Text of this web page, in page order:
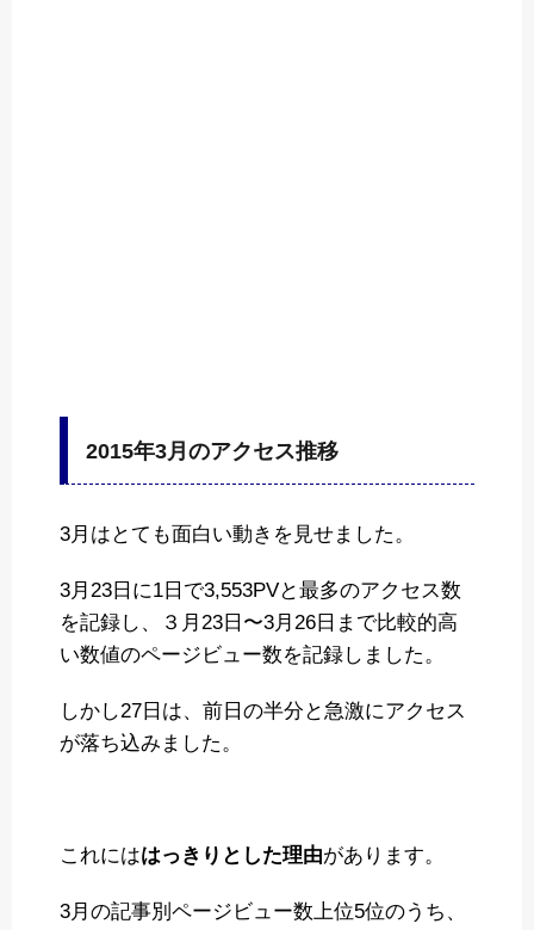
2015年3月のアクセス推移
3月はとても面白い動きを見せました。
3月23日に1日で3,553PVと最多のアクセス数
を記録し、３月23日〜3月26日まで比較的高
い数値のページビュー数を記録しました。
しかし27日は、前日の半分と急激にアクセス
が落ち込みました。
これにははっきりとした理由があります。
3月の記事別ページビュー数上位5位のうち、